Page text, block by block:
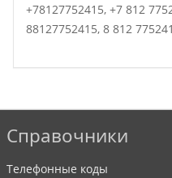
+78127752415, +7 812
88127752415, 8 812
Справочники
Телефонные коды